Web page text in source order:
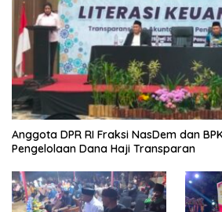
Anggota DPR RI Fraksi NasDem dan
Pengelolaan Dana Haji Transparan